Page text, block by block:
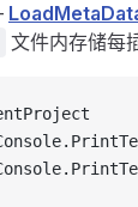
文件内存储每